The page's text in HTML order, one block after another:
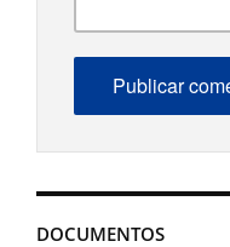
DOCUMENTOS